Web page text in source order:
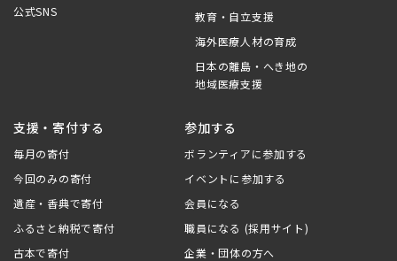
公式SNS
教育・自立支援
海外医療人材の育成
日本の離島・へき地の
地域医療支援
支援・寄付する
毎月の寄付
今回のみの寄付
遺産・香典で寄付
ふるさと納税で寄付
古本で寄付
参加する
ボランティアに参加する
イベントに参加する
会員になる
職員になる (採用サイト)
企業・団体の方へ